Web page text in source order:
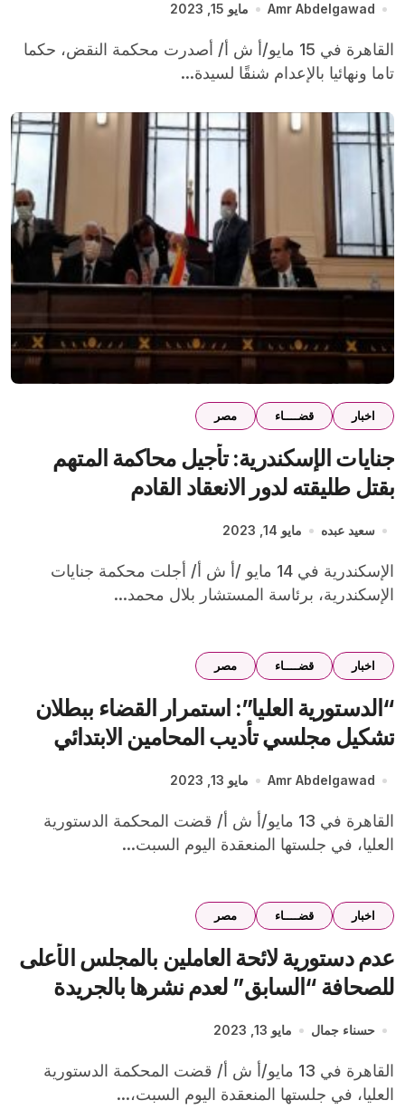
Amr Abdelgawad مايو 15, 2023
القاهرة في 15 مايو/أ ش أ/ أصدرت محكمة النقض، حكما
تاما ونهائيا بالإعدام شنقًا لسيدة...
اخبار قضــــاء مصر
جنايات الإسكندرية: تأجيل محاكمة المتهم
بقتل طليقته لدور الانعقاد القادم
سعيد عبده مايو 14, 2023
الإسكندرية في 14 مايو /أ ش أ/ أجلت محكمة جنايات
الإسكندرية، برئاسة المستشار بلال محمد...
اخبار قضــــاء مصر
“الدستورية العليا”: استمرار القضاء ببطلان
تشكيل مجلسي تأديب المحامين الابتدائي
Amr Abdelgawad مايو 13, 2023
القاهرة في 13 مايو/أ ش أ/ قضت المحكمة الدستورية
العليا، في جلستها المنعقدة اليوم السبت...
اخبار قضــــاء مصر
عدم دستورية لائحة العاملين بالمجلس الأعلى
للصحافة “السابق” لعدم نشرها بالجريدة
حسناء جمال مايو 13, 2023
القاهرة في 13 مايو/أ ش أ/ قضت المحكمة الدستورية
العليا، في جلستها المنعقدة اليوم السبت،...